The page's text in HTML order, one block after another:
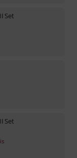
Set
Set